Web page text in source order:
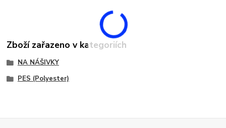
Zboží zařazeno v kategoriích
NA NÁŠIVKY
PES (Polyester)